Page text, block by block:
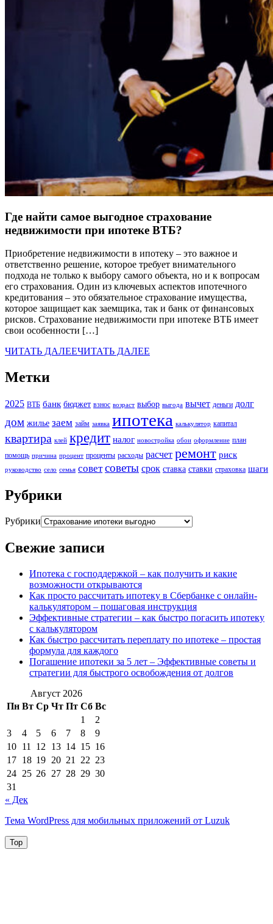
Где найти самое выгодное страхование
недвижимости при ипотеке ВТБ?
Приобретение недвижимости в ипотеку – это важное и
ответственно решение, которое требует внимательного
подхода не только к выбору самого объекта, но и к вопросам
его страхования. Один из ключевых аспектов ипотечного
кредитования – это обязательное страхование имущества,
которое защищает как заемщика, так и банк от финансовых
рисков. Страхование недвижимости при ипотеке ВТБ имеет
свои особенности […]
ЧИТАТЬ ДАЛЕЕЧИТАТЬ ДАЛЕЕ
Метки
2025 ВТБ банк бюджет взнос возраст выбор выгода вычет деньги долг
дом жилье заем займ заявка ипотека калькулятор капитал
квартира клей кредит налог новостройка обои оформление план
помощь причина процент проценты расходы расчет ремонт риск
руководство село семья совет советы срок ставка ставки страховка шаги
Рубрики
Рубрики
Свежие записи
Ипотека с господдержкой – как получить и какие
возможности открываются
Как просто рассчитать ипотеку в Сбербанке с онлайн-
калькулятором – пошаговая инструкция
Эффективные стратегии – как быстро погасить ипотеку
с калькулятором
Как быстро рассчитать переплату по ипотеке – простая
формула для каждого
Погашение ипотеки за 5 лет – Эффективные советы и
стратегии для быстрого освобождения от долгов
Август 2026
Пн Вт Ср Чт Пт Сб Вс
1
2
3
4 5 6 7 8
9
10 11 12 13 14 15 16
17 18 19 20 21 22 23
24 25 26 27 28 29 30
31
« Дек
Тема WordPress для мобильных приложений от Luzuk
Top